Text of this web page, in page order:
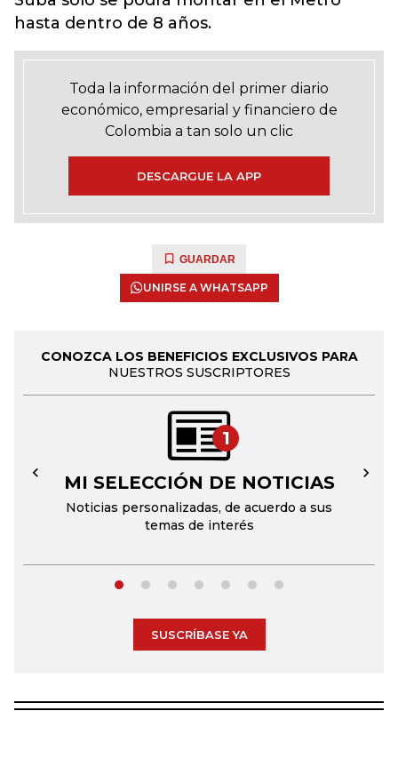
hasta dentro de 8 años.
Toda la información del primer diario
económico, empresarial y financiero de
Colombia a tan solo un clic
DESCARGUE LA APP
GUARDAR
UNIRSE A WHATSAPP
CONOZCA LOS BENEFICIOS EXCLUSIVOS PARA
NUESTROS SUSCRIPTORES
1
MI SELECCIÓN DE NOTICIAS
Noticias personalizadas, de acuerdo a sus
temas de interés
← →
SUSCRÍBASE YA